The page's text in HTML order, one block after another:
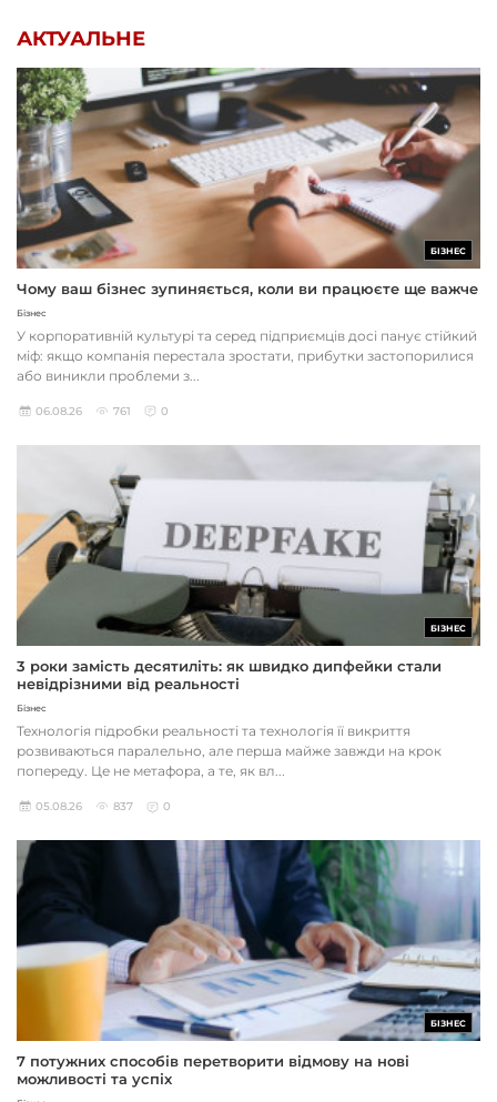
АКТУАЛЬНЕ
БІЗНЕС
Чому ваш бізнес зупиняється, коли ви працюєте ще важче
Бізнес
У корпоративній культурі та серед підприємців досі панує стійкий
міф: якщо компанія перестала зростати, прибутки застопорилися
або виникли проблеми з...
06.08.26 761 0
БІЗНЕС
3 роки замість десятиліть: як швидко дипфейки стали
невідрізними від реальності
Бізнес
Технологія підробки реальності та технологія її викриття
розвиваються паралельно, але перша майже завжди на крок
попереду. Це не метафора, а те, як вл...
05.08.26 837 0
БІЗНЕС
7 потужних способів перетворити відмову на нові
можливості та успіх